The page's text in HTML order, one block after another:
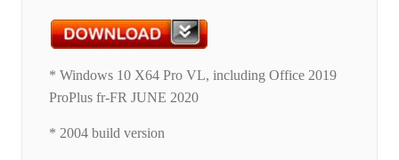
* Windows 10 X64 Pro VL, including Office 2019
ProPlus fr-FR JUNE 2020
* 2004 build version